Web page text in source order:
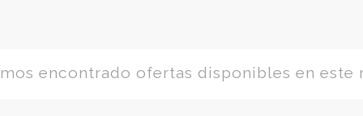
encontrado ofertas disponibles en este